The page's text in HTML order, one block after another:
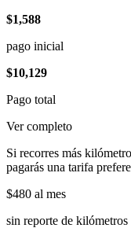
$1,588
pago inicial
$10,129
Pago total
Ver completo
Si recorres más
pagarás una tarifa
$480 al mes
sin reporte de kilómetros